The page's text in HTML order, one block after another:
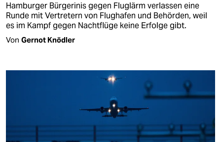
Hamburger Bürgerinis gegen Fluglärm verlassen eine
Runde mit Vertretern von Flughafen und Behörden, weil
es im Kampf gegen Nachtflüge keine Erfolge gibt.
Von Gernot Knödler